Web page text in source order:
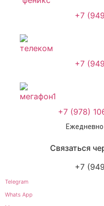
+7
+7
+7 (978)
Ежедневно
Связаться
+7
Telegram
Whats App